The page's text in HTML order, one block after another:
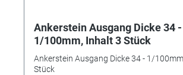
Ankerstein Ausgang Dicke 34 -
1/100mm, Inhalt 3 Stück
Ankerstein Ausgang Dicke 34 - 1/
Stück